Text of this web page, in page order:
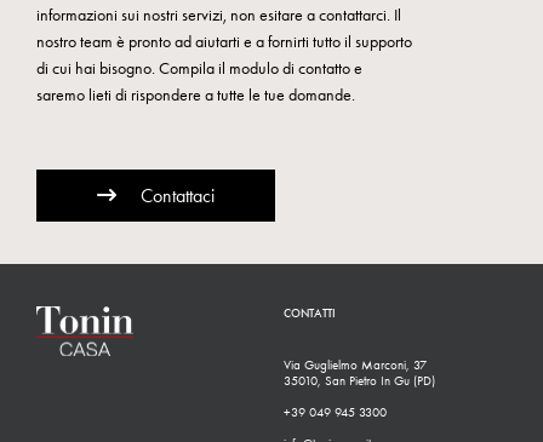
informazioni sui nostri servizi, non esitare a contattarci. Il
nostro team è pronto ad aiutarti e a fornirti tutto il supporto
di cui hai bisogno. Compila il modulo di contatto e
saremo lieti di rispondere a tutte le tue domande.
Contattaci
CONTATTI
Via Guglielmo Marconi, 37
35010, San Pietro In Gu (PD)
+39 049 945 3300